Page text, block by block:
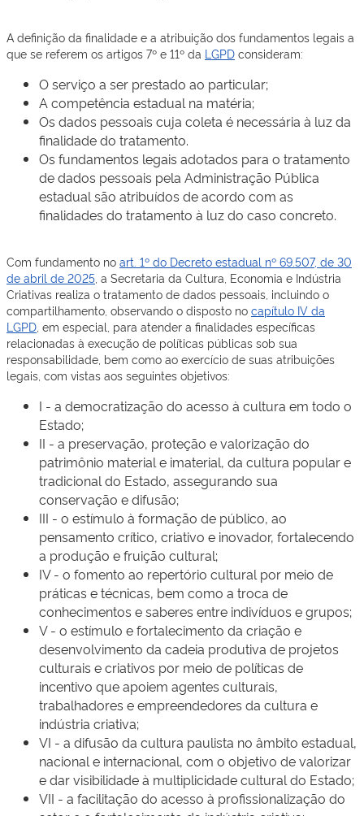
A definição da finalidade e a atribuição dos fundamentos legais a
que se referem os artigos 7º e 11º da LGPD consideram:
O serviço a ser prestado ao particular;
A competência estadual na matéria;
Os dados pessoais cuja coleta é necessária à luz da
finalidade do tratamento.
Os fundamentos legais adotados para o tratamento
de dados pessoais pela Administração Pública
estadual são atribuídos de acordo com as
finalidades do tratamento à luz do caso concreto.
Com fundamento no art. 1º do Decreto estadual nº 69.507, de 30
de abril de 2025 , a Secretaria da Cultura, Economia e Indústria
Criativas realiza o tratamento de dados pessoais, incluindo o
compartilhamento, observando o disposto no capítulo IV da
LGPD , em especial, para atender a finalidades específicas
relacionadas à execução de políticas públicas sob sua
responsabilidade, bem como ao exercício de suas atribuições
legais, com vistas aos seguintes objetivos:
I - a democratização do acesso à cultura em todo o
Estado;
II - a preservação, proteção e valorização do
patrimônio material e imaterial, da cultura popular e
tradicional do Estado, assegurando sua
conservação e difusão;
III - o estímulo à formação de público, ao
pensamento crítico, criativo e inovador, fortalecendo
a produção e fruição cultural;
IV - o fomento ao repertório cultural por meio de
práticas e técnicas, bem como a troca de
conhecimentos e saberes entre indivíduos e grupos;
V - o estímulo e fortalecimento da criação e
desenvolvimento da cadeia produtiva de projetos
culturais e criativos por meio de políticas de
incentivo que apoiem agentes culturais,
trabalhadores e empreendedores da cultura e
indústria criativa;
VI - a difusão da cultura paulista no âmbito estadual,
nacional e internacional, com o objetivo de valorizar
e dar visibilidade à multiplicidade cultural do Estado;
VII - a facilitação do acesso à profissionalização do